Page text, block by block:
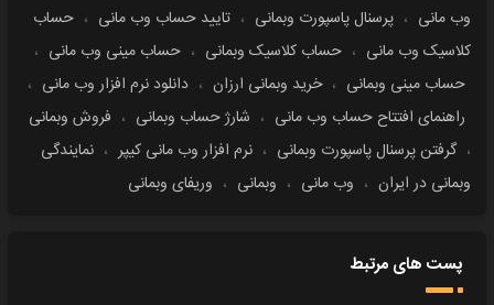
وب مانی ، پرسنال پاسپورت وبمانی ، تایید حساب وب مانی ، حساب
کلاسیک وب مانی ، حساب کلاسیک وبمانی ، حساب مینی وب مانی ،
حساب مینی وبمانی ، خرید وبمانی ارزان ، دانلود نرم افزار وب مانی ،
راهنمای افتتاح حساب وب مانی ، شارژ حساب وبمانی ، فروش وبمانی
، گرفتن پرسنال پاسپورت وبمانی ، نرم افزار وب مانی کیپر ، نمایندگی
وبمانی در ایران ، وب مانی ، وبمانی ، وریفای وبمانی
پست های مرتبط